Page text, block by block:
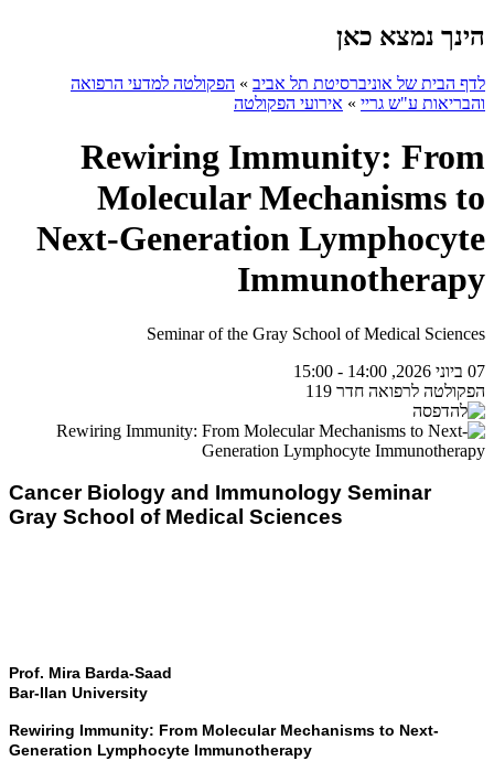
הינך נמצא כאן
לדף הבית של אוניברסיטת תל אביב » הפקולטה למדעי הרפואה
והבריאות ע"ש גריי » אירועי הפקולטה
Rewiring Immunity: From
Molecular Mechanisms to
Next-Generation Lymphocyte
Immunotherapy
Seminar of the Gray School of Medical Sciences
07 ביוני 2026, 14:00 - 15:00
הפקולטה לרפואה חדר 119
Cancer Biology and Immunology Seminar
Gray School of Medical Sciences
Prof. Mira Barda-Saad
Bar-Ilan University
Rewiring Immunity: From Molecular Mechanisms to Next-
Generation Lymphocyte Immunotherapy